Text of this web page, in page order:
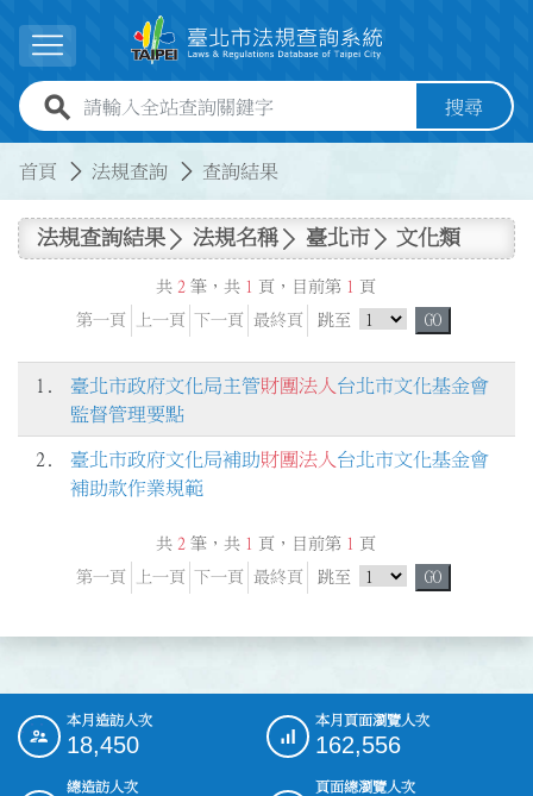
展開選單
全站查詢關鍵字欄位 搜尋
首頁 法規查詢 查詢結果
法規查詢結果 法規名稱 臺北市 文化類
共 2 筆，共 1 頁，目前第 1
頁
第一頁
上一頁 下一頁 最終頁 跳至 跳頁選單 GO
1. 臺北市政府文化局主管財團法人 台北市文化基金會
監督管理要點
2. 臺北市政府文化局補助財團法人 台北市文化基金會
補助款作業規範
共 2 筆，共 1 頁，目前第 1
頁
第一頁
上一頁 下一頁 最終頁 跳至 跳頁選單 GO
::: 本月造訪人次
18,450
本月頁面瀏覽人次
162,556
總造訪人次
頁面總瀏覽人次